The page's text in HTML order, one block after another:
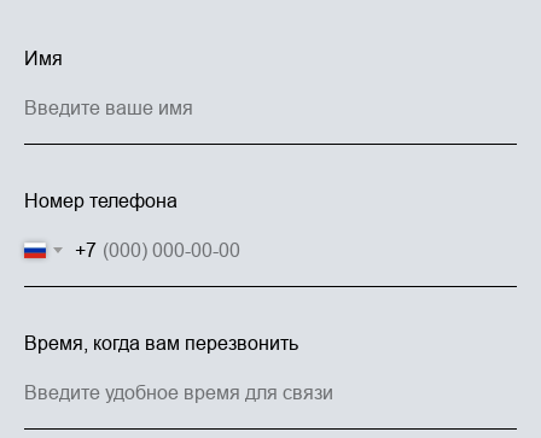
Имя
Номер телефона
+7
Время, когда вам перезвонить